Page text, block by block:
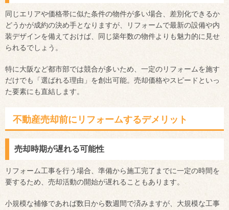
同じエリアや価格帯に似た条件の物件が多い場合、差別化できるか
どうかが成約の決め手となりますが、リフォームで最新の設備や内
装デザインを備えておけば、同じ築年数の物件よりも魅力的に見せ
られるでしょう。
特に大阪など都市部では競合が多いため、一定のリフォームを施す
だけでも「選ばれる理由」を創出可能。売却価格やスピードといっ
た要素にも直結します。
不動産売却前にリフォームするデメリット
売却時期が遅れる可能性
リフォーム工事を行う場合、準備から施工完了までに一定の時間を
要するため、売却活動の開始が遅れることもあります。
小規模な補修であれば数日から数週間で済みますが、大規模な工事